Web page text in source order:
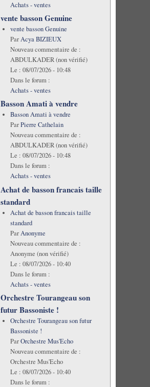
Achats - ventes
vente basson Genuine
vente basson Genuine
ParAcya BIZIEUX
Nouveau commentaire de :
ABDULKADER (non vérifié)
Le : 08/07/2026 - 10:48
Dans le forum :
Achats - ventes
Basson Amati à vendre
Basson Amati à vendre
ParPierre Cathelain
Nouveau commentaire de :
ABDULKADER (non vérifié)
Le : 08/07/2026 - 10:48
Dans le forum :
Achats - ventes
Achat de basson francais taille
standard
Achat de basson francais taille
standard
ParAnonyme
Nouveau commentaire de :
Anonyme (non vérifié)
Le : 08/07/2026 - 10:40
Dans le forum :
Achats - ventes
Orchestre Tourangeau son
futur Bassoniste !
Orchestre Tourangeau son futur
Bassoniste !
ParOrchestre Mus'Echo
Nouveau commentaire de :
Orchestre Mus'Echo
Le : 08/07/2026 - 10:40
Dans le forum :